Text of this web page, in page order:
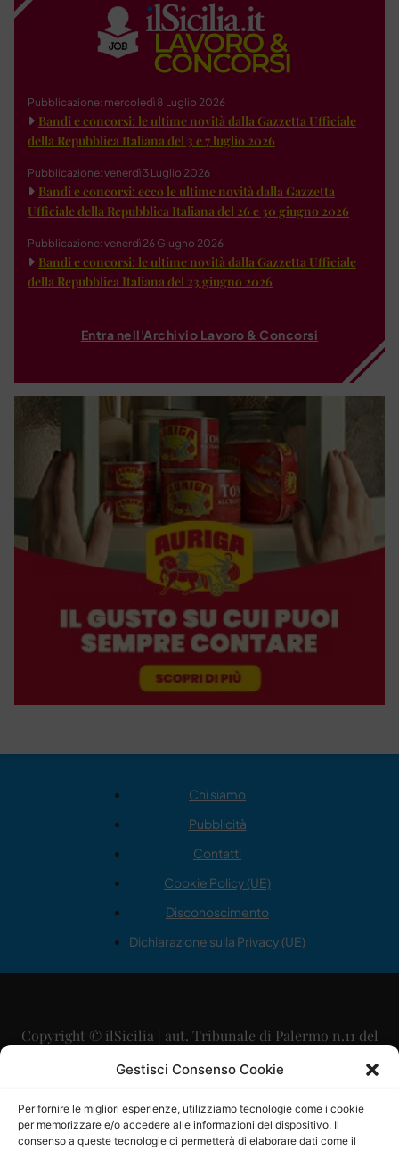
Gestisci Consenso Cookie
Per fornire le migliori esperienze, utilizziamo tecnologie come i cookie
per memorizzare e/o accedere alle informazioni del dispositivo. Il
consenso a queste tecnologie ci permetterà di elaborare dati come il
Pubblicazione: mercoledì 8 Luglio 2026
Bandi e concorsi: le ultime novità dalla Gazzetta Ufficiale
della Repubblica Italiana del 3 e 7 luglio 2026
Pubblicazione: venerdì 3 Luglio 2026
Bandi e concorsi: ecco le ultime novità dalla Gazzetta
Ufficiale della Repubblica Italiana del 26 e 30 giugno 2026
Pubblicazione: venerdì 26 Giugno 2026
Bandi e concorsi: le ultime novità dalla Gazzetta Ufficiale
della Repubblica Italiana del 23 giugno 2026
Entra nell'Archivio Lavoro & Concorsi
Chi siamo
Pubblicità
Contatti
Cookie Policy (UE)
Disconoscimento
Dichiarazione sulla Privacy (UE)
Copyright © ilSicilia | aut. Tribunale di Palermo n.11 del
29/09/2015
Direttore Editoriale: Maurizio Scaglione